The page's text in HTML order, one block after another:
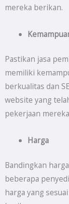
mereka berikan.
Pastikan jasa
memiliki
berkualitas dan
website yang
pekerjaan
Harga
Bandingkan
beberapa
harga yang